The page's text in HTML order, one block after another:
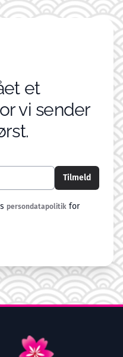
et
vi sender
Tilmeld
persondatapolitik for